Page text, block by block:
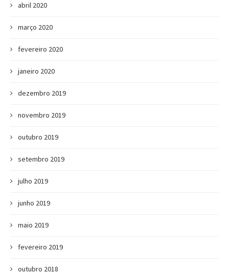
abril 2020
março 2020
fevereiro 2020
janeiro 2020
dezembro 2019
novembro 2019
outubro 2019
setembro 2019
julho 2019
junho 2019
maio 2019
fevereiro 2019
outubro 2018